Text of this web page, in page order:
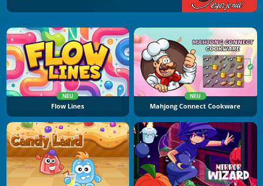
NEU
Flow Lines
NEU
Mahjong Connect Cookware